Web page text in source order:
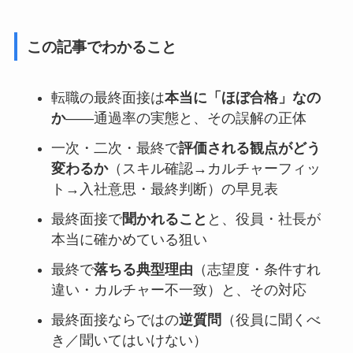
この記事でわかること
転職の最終面接は本当に「ほぼ合格」なの
か——通過率の実態と、その誤解の正体
一次・二次・最終で評価される観点がどう
変わるか（スキル確認→カルチャーフィッ
ト→入社意思・最終判断）の早見表
最終面接で聞かれること と、役員・社長が
本当に確かめている狙い
最終で落ちる典型理由 （志望度・条件すれ
違い・カルチャー不一致）と、その対応
最終面接ならではの逆質問 （役員に聞くべ
き／聞いてはいけない）